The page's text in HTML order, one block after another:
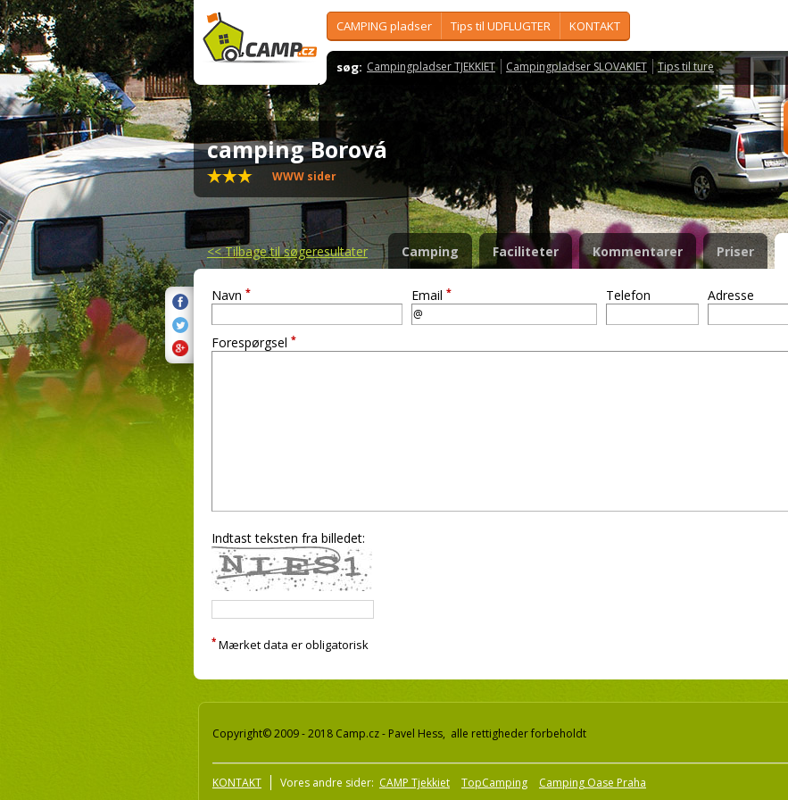
CAMPING pladser Tips til UDFLUGTER KONTAKT
søg: Campingpladser TJEKKIET Campingpladser SLOVAKIET Tips til ture
camping Borová
WWW sider
<<Tilbage til søgeresultater Camping Faciliteter Kommentarer Priser
Navn * Email * Telefon Adresse
Forespørgsel *
Indtast teksten fra billedet:
* Mærket data er obligatorisk
Copyright© 2009 - 2018 Camp.cz - Pavel Hess, alle rettigheder forbeholdt
KONTAKT Vores andre sider: CAMP Tjekkiet TopCamping Camping Oase Praha